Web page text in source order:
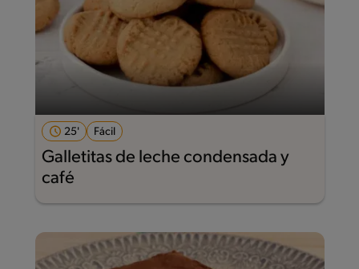
25' Fácil
Galletitas de leche condensada y
café